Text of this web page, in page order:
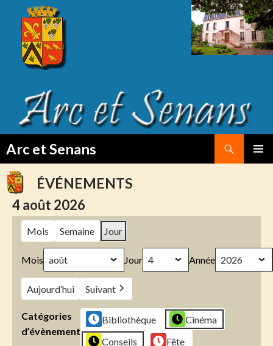
Arc et Senans
TO
CONTENTÉVÉNEMENTS
4 août 2026
Mois Semaine Jour
Mois Jour Année
Aujourd’hui Suivant
Catégories
d’évènement
Bibliothèque
Cinéma
Conseils
Fête